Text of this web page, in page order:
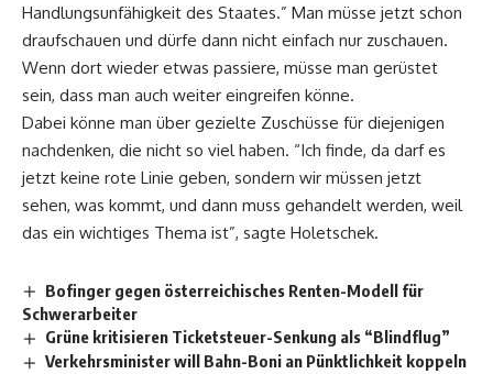
Handlungsunfähigkeit des Staates.” Man müsse jetzt schon
draufschauen und dürfe dann nicht einfach nur zuschauen.
Wenn dort wieder etwas passiere, müsse man gerüstet
sein, dass man auch weiter eingreifen könne.
Dabei könne man über gezielte Zuschüsse für diejenigen
nachdenken, die nicht so viel haben. “Ich finde, da darf es
jetzt keine rote Linie geben, sondern wir müssen jetzt
sehen, was kommt, und dann muss gehandelt werden, weil
das ein wichtiges Thema ist”, sagte Holetschek.
Bofinger gegen österreichisches Renten-Modell für
Schwerarbeiter
Grüne kritisieren Ticketsteuer-Senkung als “Blindflug”
Verkehrsminister will Bahn-Boni an Pünktlichkeit koppeln